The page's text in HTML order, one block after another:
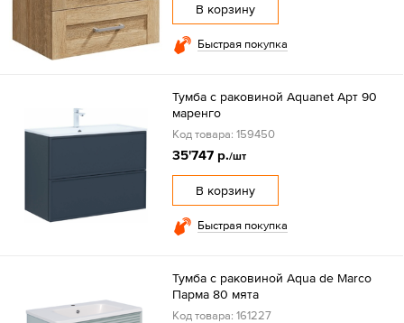
В корзину
Быстрая покупка
Тумба с раковиной Aquanet Арт 90
маренго
Код товара: 159450
35'747 р./шт
В корзину
Быстрая покупка
Тумба с раковиной Aqua de Marco
Парма 80 мята
Код товара: 161227